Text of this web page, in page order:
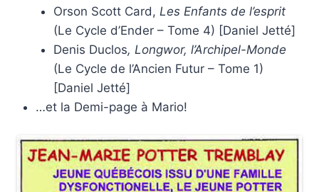
Orson Scott Card, Les Enfants de l’esprit
(Le Cycle d’Ender – Tome 4) [Daniel Jetté]
Denis Duclos, Longwor, l’Archipel-Monde
(Le Cycle de l’Ancien Futur – Tome 1)
[Daniel Jetté]
…et la Demi-page à Mario!